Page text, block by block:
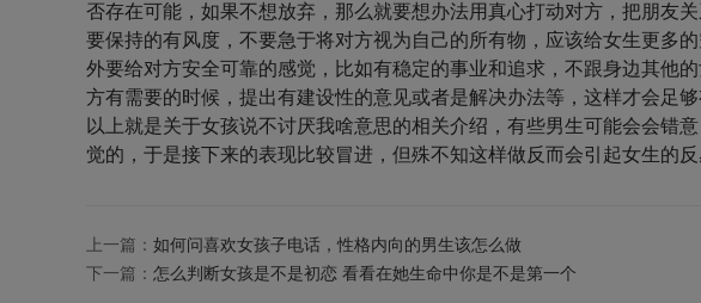
否存在可能，如果不想放弃，那么就要想办法用真心打动对方，把朋友
要保持的有风度，不要急于将对方视为自己的所有物，应该给女生更多
外要给对方安全可靠的感觉，比如有稳定的事业和追求，不跟身边其他
方有需要的时候，提出有建设性的意见或者是解决办法等，这样才会足够
以上就是关于女孩说不讨厌我啥意思的相关介绍，有些男生可能会会错
觉的，于是接下来的表现比较冒进，但殊不知这样做反而会引起女生的反
上一篇： 如何问喜欢女孩子电话，性格内向的男生该怎么做
下一篇： 怎么判断女孩是不是初恋 看看在她生命中你是不是第一个